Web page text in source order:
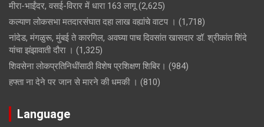
मीरा-भाईंदर, वसई-विरार में धारा 163 लागू (2,625)
कल्याण लोकसभा मतदारसंघात दहा लाख वह्यांचे वाटप । (1,718)
नांदेड, मंगळुरू, मुंबई ते कारगिल, अवघ्या पाच दिवसांत खासदार डॉ. श्रीकांत शिंदे
यांचा झंझावाती दौरा । (1,325)
शिवसेना लोकप्रतिनिधींसाठी विशेष प्रशिक्षण शिबिर। (984)
हफ्ता ना देने पर जान से मारने की धमकी । (810)
Language